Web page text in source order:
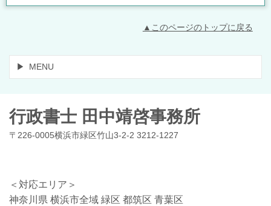
▲このページのトップに戻る
MENU
行政書士 田中靖啓事務所
〒226-0005横浜市緑区竹山3-2-2 3212-1227
＜対応エリア＞
神奈川県 横浜市全域 緑区 都筑区 青葉区